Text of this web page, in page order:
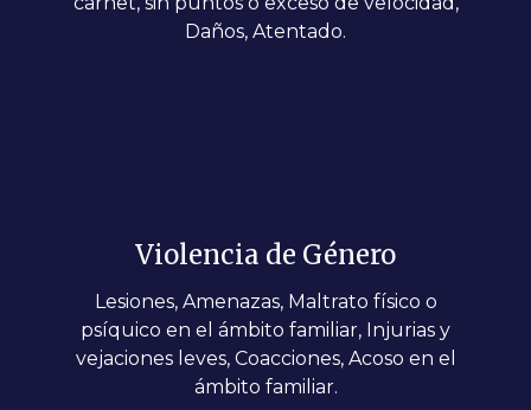
Daños, Atentado.
Violencia de Género
Lesiones, Amenazas, Maltrato físico o
psíquico en el ámbito familiar, Injurias y
vejaciones leves, Coacciones, Acoso en el
ámbito familiar.